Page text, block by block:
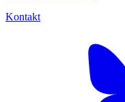
Kontakt